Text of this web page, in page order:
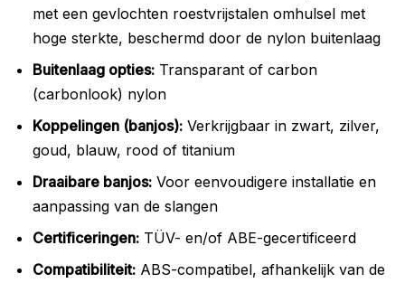
met een gevlochten roestvrijstalen omhulsel met
hoge sterkte, beschermd door de nylon buitenlaag
Buitenlaag opties:Transparant of carbon
(carbonlook) nylon
Koppelingen (banjos):Verkrijgbaar in zwart, zilver,
goud, blauw, rood of titanium
Draaibare banjos:Voor eenvoudigere installatie en
aanpassing van de slangen
Certificeringen:TÜV- en/of ABE-gecertificeerd
Compatibiliteit:ABS-compatibel, afhankelijk van de